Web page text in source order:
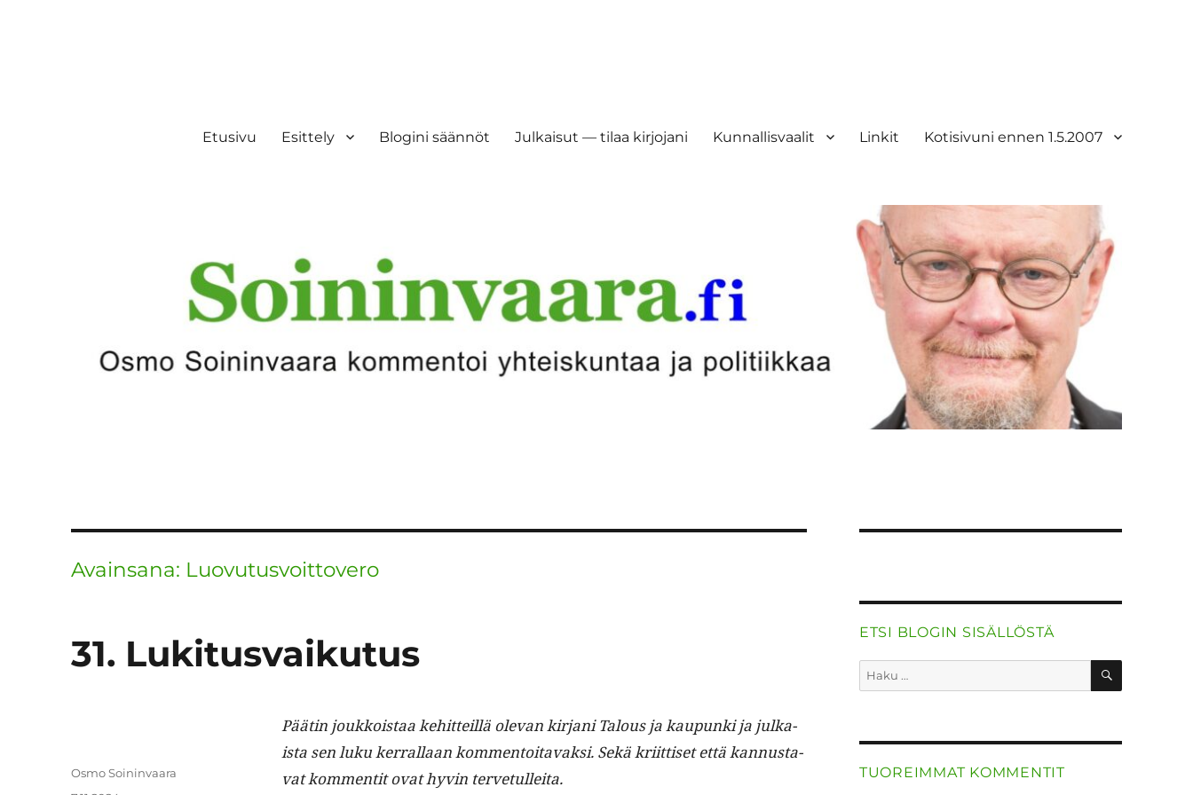
Etusivu Esittely Blogini säännöt Julkaisut — tilaa kirjojani Kunnallisvaalit Linkit Kotisivuni ennen 1.5.2007
Avainsana: Luovutusvoittovero
31. Lukitusvaikutus
Päätin joukkois­taa kehit­teil­lä ole­van kir­jani Talous ja kaupun­ki ja julka­
ista sen luku ker­ral­laan kom­men­toitavak­si. Sekä kri­it­tiset että kan­nus­ta­
vat kom­men­tit ovat hyvin tervetulleita.
Kirjoittaja
Osmo Soininvaara
ETSI BLOGIN SISÄLLÖSTÄ
Etsi: HAKU
TUOREIMMAT KOMMENTIT